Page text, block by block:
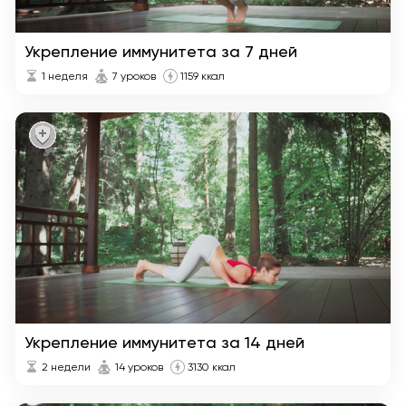
Укрепление иммунитета за 7 дней
1 неделя 7 уроков 1159 ккал
Укрепление иммунитета за 14 дней
2 недели 14 уроков 3130 ккал